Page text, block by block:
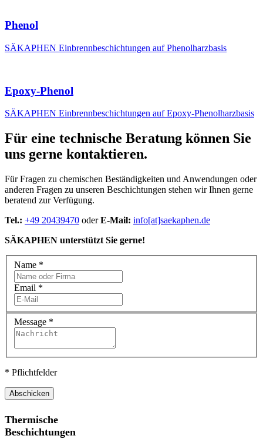
Phenol
SÄKAPHEN Einbrennbeschichtungen auf Phenolharzbasis
Epoxy-Phenol
SÄKAPHEN Einbrennbeschichtungen auf Epoxy-Phenolharzbasis
Für eine technische Beratung können Sie
uns gerne kontaktieren.
Für Fragen zu chemischen Beständigkeiten und Anwendungen oder
anderen Fragen zu unseren Beschichtungen stehen wir Ihnen gerne
beratend zur Verfügung.
Tel.: +49 20439470 oderE-Mail: info[at]saekaphen.de
SÄKAPHEN unterstützt Sie gerne!
Name *
Email *
Message *
* Pflichtfelder
Abschicken
Thermische
Beschichtungen